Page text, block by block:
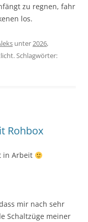
zu regnen, fahr
los.
unter2026,
Schlagwörter:
Rohbox
in Arbeit
mir nach sehr
Schaltzüge meiner